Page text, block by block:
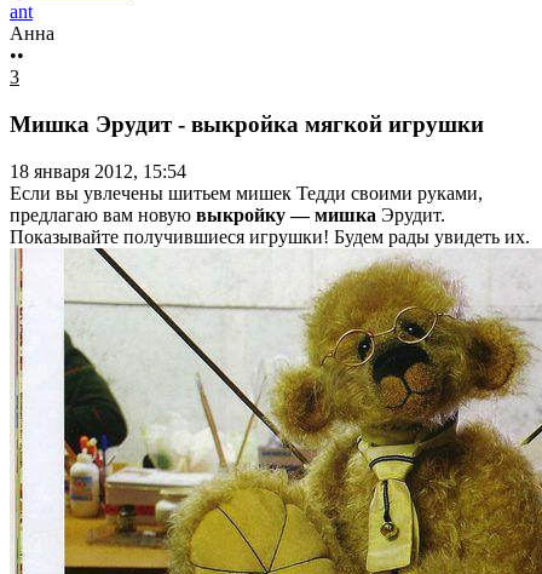
ant
Анна
••
3
Мишка Эрудит - выкройка мягкой игрушки
18 января 2012, 15:54
Если вы увлечены шитьем мишек Тедди своими руками,
предлагаю вам новую выкройку — мишка Эрудит.
Показывайте получившиеся игрушки! Будем рады увидеть их.